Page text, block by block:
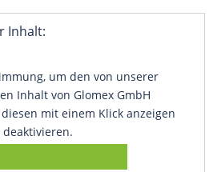
Inhalt:
um den von unserer
Inhalt von Glomex GmbH
mit einem Klick anzeigen